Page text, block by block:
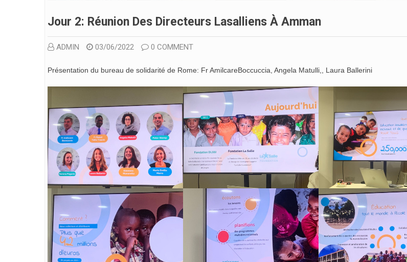
Jour 2: Réunion Des Directeurs Lasalliens À Amman
ADMIN 03/06/2022 0 COMMENT
Présentation du bureau de solidarité de Rome: Fr AmilcareBoccuccia, Angela Matulli,, Laura Ballerini